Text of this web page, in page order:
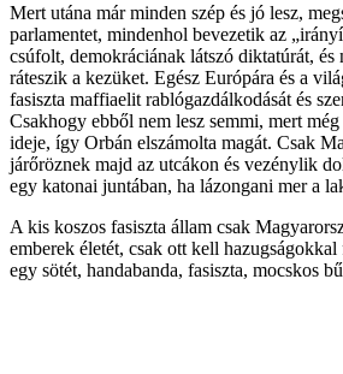
Mert utána már minden szép és jó lesz,
parlamentet, mindenhol bevezetik az
csúfolt, demokráciának látszó diktatúrát, és
ráteszik a kezüket. Egész Európára és a
fasiszta maffiaelit rablógazdálkodását és
Csakhogy ebből nem lesz semmi, mert
ideje, így Orbán elszámolta magát. Csak
járőröznek majd az utcákon és vezénylik
egy katonai juntában, ha lázongani mer a
A kis koszos fasiszta állam csak
emberek életét, csak ott kell
egy sötét, handabanda, fasiszta, mocskos